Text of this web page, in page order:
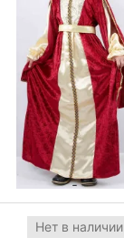
Нет в наличии